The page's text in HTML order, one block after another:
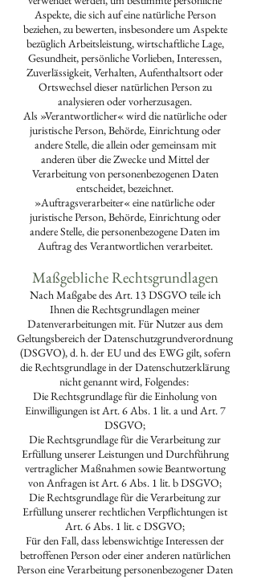
Aspekte, die sich auf eine natürliche Person
beziehen, zu bewerten, insbesondere um Aspekte
bezüglich Arbeitsleistung, wirtschaftliche Lage,
Gesundheit, persönliche Vorlieben, Interessen,
Zuverlässigkeit, Verhalten, Aufenthaltsort oder
Ortswechsel dieser natürlichen Person zu
analysieren oder vorherzusagen.
Als »Verantwortlicher« wird die natürliche oder
juristische Person, Behörde, Einrichtung oder
andere Stelle, die allein oder gemeinsam mit
anderen über die Zwecke und Mittel der
Verarbeitung von personenbezogenen Daten
entscheidet, bezeichnet.
»Auftragsverarbeiter« eine natürliche oder
juristische Person, Behörde, Einrichtung oder
andere Stelle, die personenbezogene Daten im
Auftrag des Verantwortlichen verarbeitet.
Maßgebliche Rechtsgrundlagen
Nach Maßgabe des Art. 13 DSGVO teile ich
Ihnen die Rechtsgrundlagen meiner
Datenverarbeitungen mit. Für Nutzer aus dem
Geltungsbereich der Datenschutzgrundverordnung
(DSGVO), d. h. der EU und des EWG gilt, sofern
die Rechtsgrundlage in der Datenschutzerklärung
nicht genannt wird, Folgendes:
Die Rechtsgrundlage für die Einholung von
Einwilligungen ist Art. 6 Abs. 1 lit. a und Art. 7
DSGVO;
Die Rechtsgrundlage für die Verarbeitung zur
Erfüllung unserer Leistungen und Durchführung
vertraglicher Maßnahmen sowie Beantwortung
von Anfragen ist Art. 6 Abs. 1 lit. b DSGVO;
Die Rechtsgrundlage für die Verarbeitung zur
Erfüllung unserer rechtlichen Verpflichtungen ist
Art. 6 Abs. 1 lit. c DSGVO;
Für den Fall, dass lebenswichtige Interessen der
betroffenen Person oder einer anderen natürlichen
Person eine Verarbeitung personenbezogener Daten